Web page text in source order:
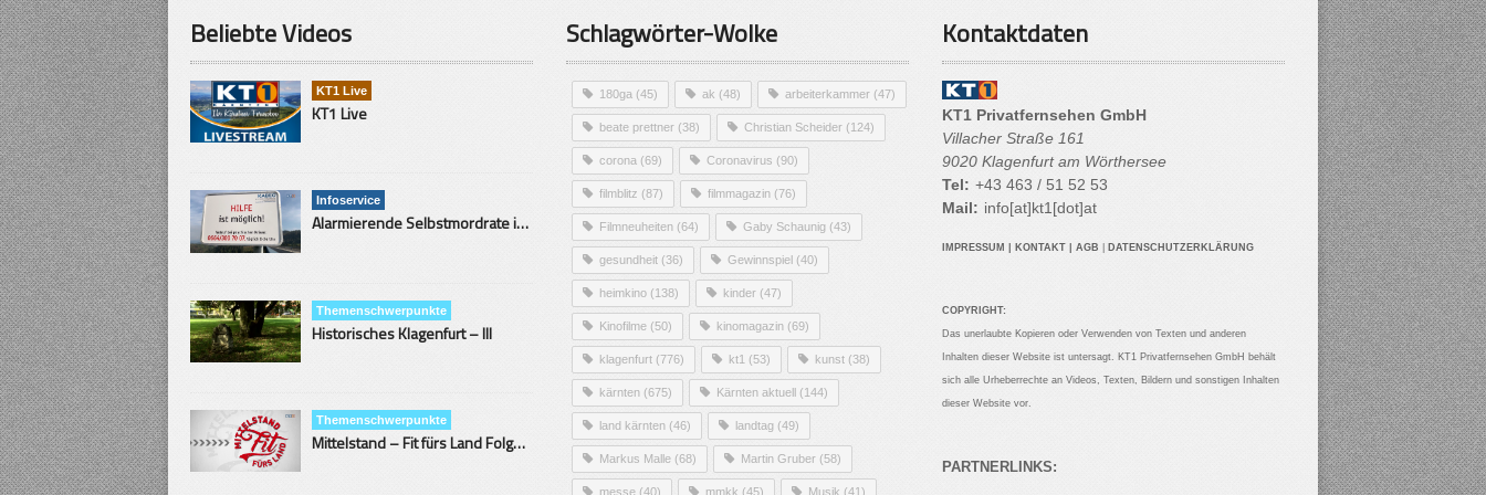
Beliebte Videos
KT1 Live
KT1 Live
Infoservice
Alarmierende Selbstmordrate in Kärnten
Themenschwerpunkte
Historisches Klagenfurt – III
Themenschwerpunkte
Mittelstand – Fit fürs Land Folge 9- Konditor
Schlagwörter-Wolke
180ga (45) ak (48) arbeiterkammer (47)
beate prettner (38) Christian Scheider (124)
corona (69) Coronavirus (90)
filmblitz (87) filmmagazin (76)
Filmneuheiten (64) Gaby Schaunig (43)
gesundheit (36) Gewinnspiel (40)
heimkino (138) kinder (47)
Kinofilme (50) kinomagazin (69)
klagenfurt (776) kt1 (53) kunst (38)
kärnten (675) Kärnten aktuell (144)
land kärnten (46) landtag (49)
Markus Malle (68) Martin Gruber (58)
messe (40) mmkk (45) Musik (41)
Kontaktdaten
KT1 Privatfernsehen GmbH
Villacher Straße 161
9020 Klagenfurt am Wörthersee
Tel: +43 463 / 51 52 53
Mail: info[at]kt1[dot]at
IMPRESSUM KONTAKT AGB DATENSCHUTZERKLÄRUNG
COPYRIGHT:
Das unerlaubte Kopieren oder Verwenden von Texten und anderen
Inhalten dieser Website ist untersagt. KT1 Privatfernsehen GmbH behält
sich alle Urheberrechte an Videos, Texten, Bildern und sonstigen Inhalten
dieser Website vor.
PARTNERLINKS: